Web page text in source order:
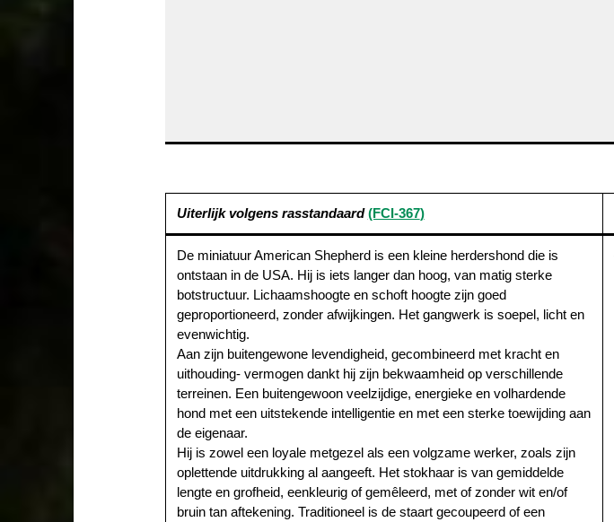
Uiterlijk volgens rasstandaard(FCI-367)
De miniatuur American Shepherd is een kleine herdershond die is
ontstaan in de USA. Hij is iets langer dan hoog, van matig sterke
botstructuur. Lichaamshoogte en schoft hoogte zijn goed
geproportioneerd, zonder afwijkingen. Het gangwerk is soepel, licht en
evenwichtig.
Aan zijn buitengewone levendigheid, gecombineerd met kracht en
uithouding- vermogen dankt hij zijn bekwaamheid op verschillende
terreinen. Een buitengewoon veelzijdige, energieke en volhardende
hond met een uitstekende intelligentie en met een sterke toewijding aan
de eigenaar.
Hij is zowel een loyale metgezel als een volgzame werker, zoals zijn
oplettende uitdrukking al aangeeft. Het stokhaar is van gemiddelde
lengte en grofheid, eenkleurig of gemêleerd, met of zonder wit en/of
bruin tan aftekening. Traditioneel is de staart gecoupeerd of een